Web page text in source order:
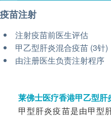
疫苗注射
注射疫苗前医​​生评估
甲乙型肝炎混合疫苗 (3针)
由注册医生负责注射程序
莱佛士医疗香港甲乙型肝
甲型肝炎疫苗是由甲型